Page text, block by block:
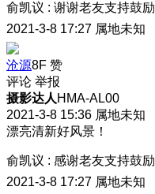
俞凯议 : 谢谢老友支持鼓励
2021-3-8 17:27 属地未知
沧源8F 赞
评论 举报
摄影达人 HMA-AL00
2021-3-8 15:36 属地未知
漂亮清新好风景！
俞凯议 : 感谢老友支持鼓励
2021-3-8 17:27 属地未知